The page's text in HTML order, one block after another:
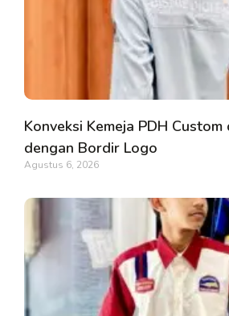
Konveksi Kemeja PDH Custom
dengan Bordir Logo
Agustus 6, 2026